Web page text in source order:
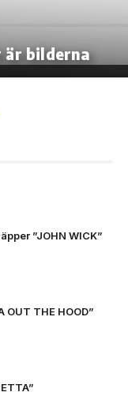
är bilderna
”JOHN WICK”
OUT THE HOOD”